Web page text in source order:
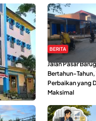
Al-
Tantangan
BERITA
Jalan Pasar
Bertahun-
Perbaikan yang
Maksimal